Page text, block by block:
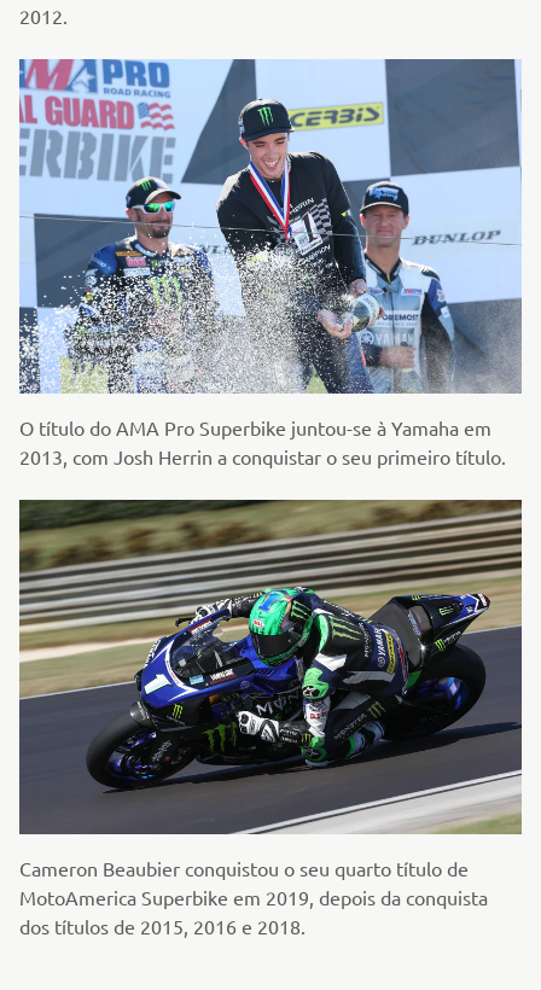
2012.
O título do AMA Pro Superbike juntou-se à Yamaha em
2013, com Josh Herrin a conquistar o seu primeiro título.
Cameron Beaubier conquistou o seu quarto título de
MotoAmerica Superbike em 2019, depois da conquista
dos títulos de 2015, 2016 e 2018.